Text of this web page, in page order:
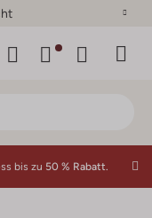
bis zu 50 % Rabatt.